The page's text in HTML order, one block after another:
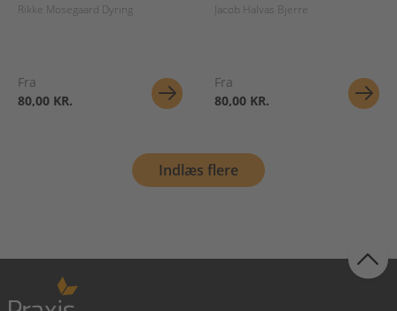
Rikke Mosegaard Dyring
Fra
80,00 KR.
Jacob Halvas Bjerre
Fra
80,00 KR.
Indlæs flere